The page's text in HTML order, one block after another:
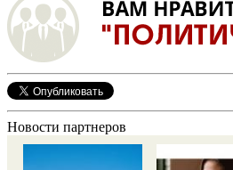
Новости партнеров